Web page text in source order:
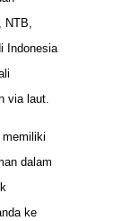
NTB,
Indonesia
via laut.
memiliki
dalam
ke